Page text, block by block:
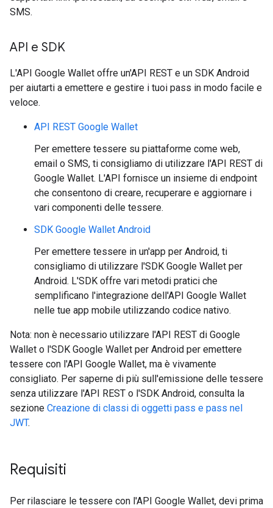
SMS.
API e SDK
L'API Google Wallet offre un'API REST e un SDK Android
per aiutarti a emettere e gestire i tuoi pass in modo facile e
veloce.
API REST Google Wallet
Per emettere tessere su piattaforme come web,
email o SMS, ti consigliamo di utilizzare l'API REST di
Google Wallet. L'API fornisce un insieme di endpoint
che consentono di creare, recuperare e aggiornare i
vari componenti delle tessere.
SDK Google Wallet Android
Per emettere tessere in un'app per Android, ti
consigliamo di utilizzare l'SDK Google Wallet per
Android. L'SDK offre vari metodi pratici che
semplificano l'integrazione dell'API Google Wallet
nelle tue app mobile utilizzando codice nativo.
Nota: non è necessario utilizzare l'API REST di Google
Wallet o l'SDK Google Wallet per Android per emettere
tessere con l'API Google Wallet, ma è vivamente
consigliato. Per saperne di più sull'emissione delle tessere
senza utilizzare l'API REST o l'SDK Android, consulta la
sezione Creazione di classi di oggetti pass e pass nel
JWT.
Requisiti
Per rilasciare le tessere con l'API Google Wallet, devi prima